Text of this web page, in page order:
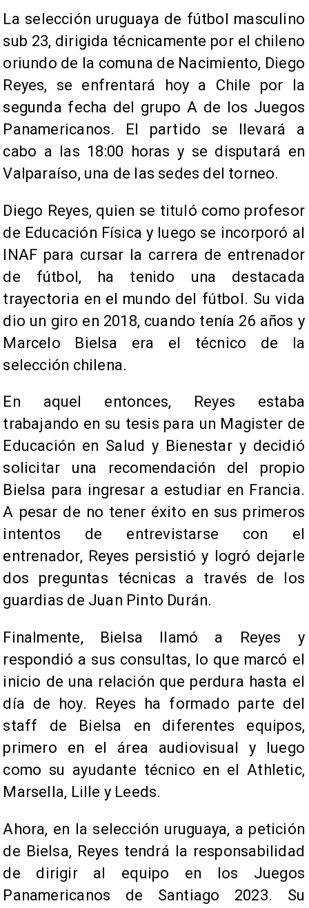
​La selección uruguaya de fútbol masculino
sub 23, dirigida técnicamente por el chileno
oriundo de la comuna de Nacimiento, Diego
Reyes, se enfrentará hoy a Chile por la
segunda fecha del grupo A de los Juegos
Panamericanos. El partido se llevará a
cabo a las 18:00 horas y se disputará en
Valparaíso, una de las sedes del torneo.
​Diego Reyes, quien se tituló como profesor
de Educación Física y luego se incorporó al
INAF para cursar la carrera de entrenador
de fútbol, ha tenido una destacada
trayectoria en el mundo del fútbol. Su vida
dio un giro en 2018, cuando tenía 26 años y
Marcelo Bielsa era el técnico de la
selección chilena.
​En aquel entonces, Reyes estaba
trabajando en su tesis para un Magister de
Educación en Salud y Bienestar y decidió
solicitar una recomendación del propio
Bielsa para ingresar a estudiar en Francia.
A pesar de no tener éxito en sus primeros
intentos de entrevistarse con el
entrenador, Reyes persistió y logró dejarle
dos preguntas técnicas a través de los
guardias de Juan Pinto Durán.
​Finalmente, Bielsa llamó a Reyes y
respondió a sus consultas, lo que marcó el
inicio de una relación que perdura hasta el
día de hoy. Reyes ha formado parte del
staff de Bielsa en diferentes equipos,
primero en el área audiovisual y luego
como su ayudante técnico en el Athletic,
Marsella, Lille y Leeds.
​Ahora, en la selección uruguaya, a petición
de Bielsa, Reyes tendrá la responsabilidad
de dirigir al equipo en los Juegos
Panamericanos de Santiago 2023. Su